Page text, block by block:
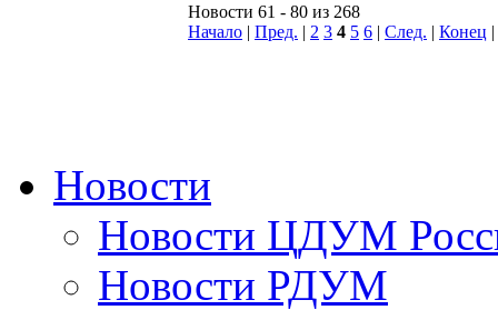
Новости 61 - 80 из 268
Начало | Пред. | 2 3 4 5 6 | След. | Конец |
Новости
Новости ЦДУМ
Новости РДУМ